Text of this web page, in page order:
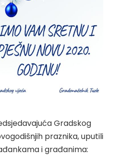
Gradskog
praznika, uputili
i građanima: